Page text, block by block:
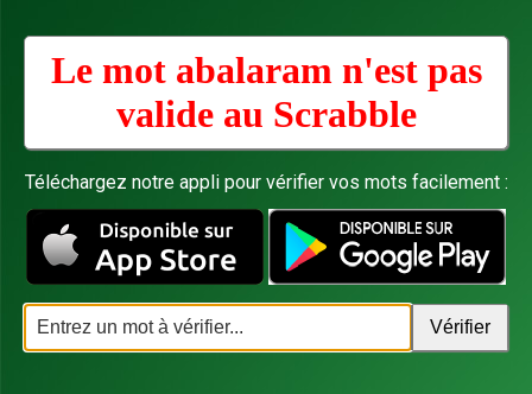
Le mot abalaram n'est pas
valide au Scrabble
Téléchargez notre appli pour vérifier vos mots facilement :